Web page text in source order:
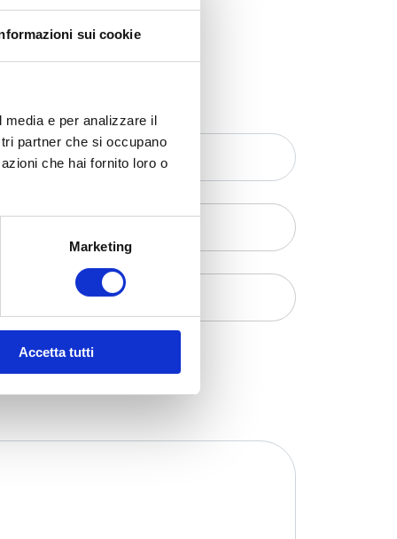
sui cookie
e per analizzare il
partner che si occupano
che hai fornito loro o
Marketing
Accetta tutti